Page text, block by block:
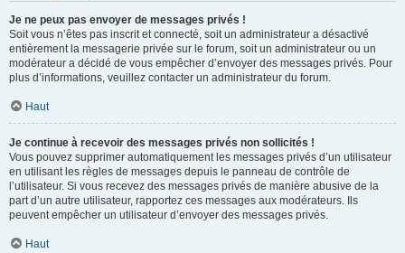
Je ne peux pas envoyer de messages privés !
Soit vous n’êtes pas inscrit et connecté, soit un administrateur a désactivé
entièrement la messagerie privée sur le forum, soit un administrateur ou un
modérateur a décidé de vous empêcher d’envoyer des messages privés. Pour
plus d’informations, veuillez contacter un administrateur du forum.
Haut
Je continue à recevoir des messages privés non sollicités !
Vous pouvez supprimer automatiquement les messages privés d’un utilisateur
en utilisant les règles de messages depuis le panneau de contrôle de
l’utilisateur. Si vous recevez des messages privés de manière abusive de la
part d’un autre utilisateur, rapportez ces messages aux modérateurs. Ils
peuvent empêcher un utilisateur d’envoyer des messages privés.
Haut